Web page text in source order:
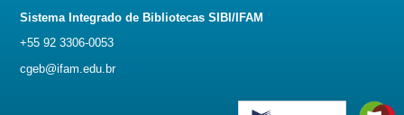
Sistema Integrado de Bibliotecas SIBI/IFAM
+55 92 3306-0053
cgeb@ifam.edu.br